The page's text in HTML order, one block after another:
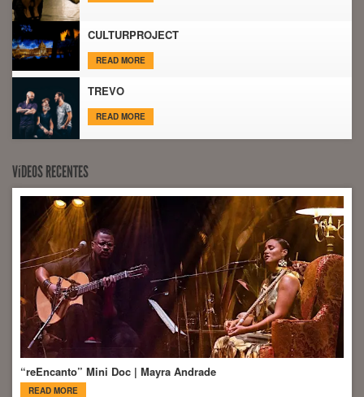
CULTURPROJECT
READ MORE
TREVO
READ MORE
VíDEOS RECENTES
“reEncanto” Mini Doc | Mayra Andrade
READ MORE